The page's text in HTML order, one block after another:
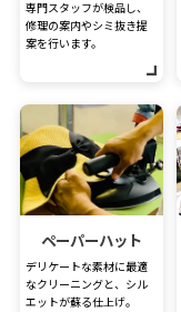
専門スタッフが検品し、
修理の案内やシミ抜き提
案を行います。
ペーパーハット
デリケートな素材に最適
なクリーニングと、シル
エットが蘇る仕上げ。